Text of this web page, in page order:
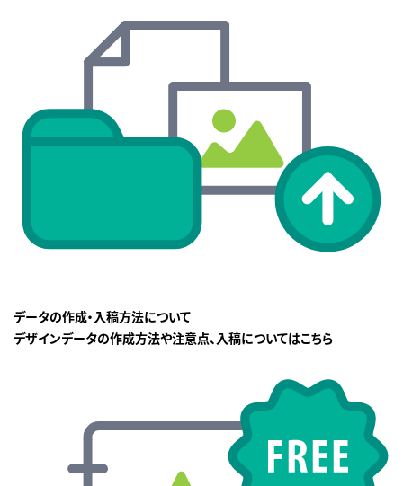
データの作成・入稿方法について
デザインデータの作成方法や注意点、入稿についてはこちら